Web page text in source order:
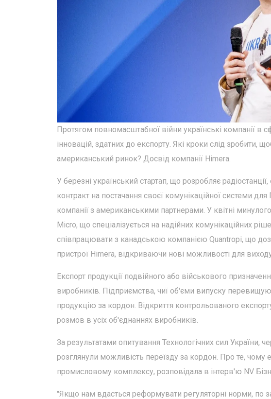
Протягом повномасштабної війни українські компанії в
інновацій, здатних до експорту. Які кроки слід зробити,
американський ринок? Досвід компанії Himera.
У березні український стартап, що розробляє
контракт на постачання своєї комунікаційної системи
компанії з американськими партнерами. У квітні
Micro, що спеціалізується на надійних комунікаційних
співпрацювати з канадською компанією Quantropi, що
пристрої Himera, відкриваючи нові можливості для
Експорт продукції подвійного або військового
виробників. Підприємства, чиї об'єми випуску
продукцію за кордон. Відкриття контрольованого
розмов в усіх об'єднаннях виробників.
За результатами опитування Технологічних сил України,
розглянули можливість переїзду за кордон. Про те,
промисловому комплексу, розповідала в інтерв'ю NV
"Якщо нам вдасться реформувати регуляторні норми,